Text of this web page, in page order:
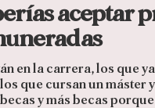
aceptar
en la carrera, los que
que cursan un máster
y más becas